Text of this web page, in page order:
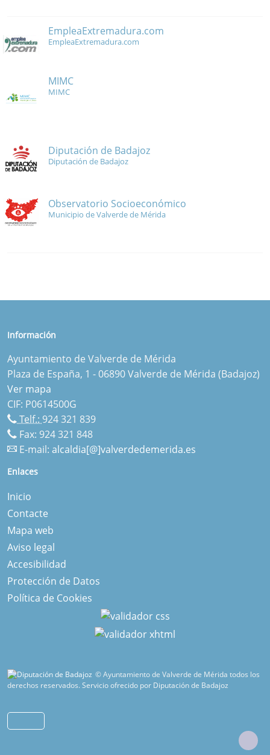
EmpleaExtremadura.com
EmpleaExtremadura.com
MIMC
MIMC
Diputación de Badajoz
Diputación de Badajoz
Observatorio Socioeconómico
Municipio de Valverde de Mérida
Información
Ayuntamiento de Valverde de Mérida
Plaza de España, 1 - 06890 Valverde de Mérida (Badajoz)
Ver mapa
CIF: P0614500G
Telf.: 924 321 839
Fax: 924 321 848
E-mail: alcaldia[@]valverdedemerida.es
Enlaces
Inicio
Contacte
Mapa web
Aviso legal
Accesibilidad
Protección de Datos
Política de Cookies
© Ayuntamiento de Valverde de Mérida todos los
derechos reservados.Servicio ofrecido por Diputación de Badajoz